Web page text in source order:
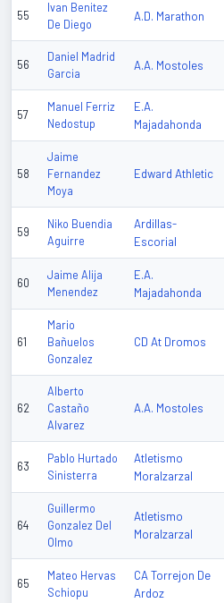
55
Ivan Benitez
De Diego
A.D. Marathon
56
Daniel Madrid
Garcia
A.A. Mostoles
57
Manuel Ferriz
Nedostup
E.A.
Majadahonda
58
Jaime
Fernandez
Moya
Edward Athletic
59
Niko Buendia
Aguirre
Ardillas-
Escorial
60
Jaime Alija
Menendez
E.A.
Majadahonda
61
Mario
Bañuelos
Gonzalez
CD At Dromos
62
Alberto
Castaño
Alvarez
A.A. Mostoles
63
Pablo Hurtado
Sinisterra
Atletismo
Moralzarzal
64
Guillermo
Gonzalez Del
Olmo
Atletismo
Moralzarzal
65
Mateo Hervas
Schiopu
CA Torrejon De
Ardoz